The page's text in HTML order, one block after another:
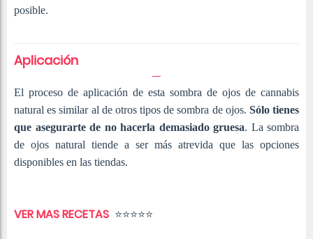
posible.
Aplicación
El proceso de aplicación de esta sombra de ojos de cannabis
natural es similar al de otros tipos de sombra de ojos. Sólo tienes
que asegurarte de no hacerla demasiado gruesa. La sombra
de ojos natural tiende a ser más atrevida que las opciones
disponibles en las tiendas.
VER MAS RECETAS ⭐⭐⭐⭐⭐